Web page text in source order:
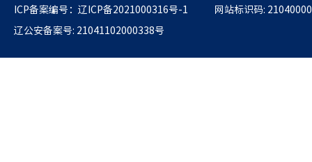
ICP备案编号：辽ICP备2021000316号-1
网站标识码:
辽公安备案号: 21041102000338号